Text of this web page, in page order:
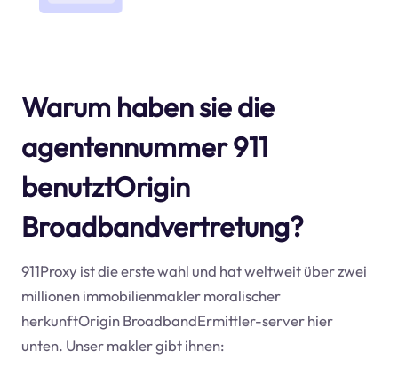
Warum haben sie die
agentennummer 911
benutztOrigin
Broadbandvertretung?
911Proxy ist die erste wahl und hat weltweit über zwei
millionen immobilienmakler moralischer
herkunftOrigin BroadbandErmittler-server hier
unten. Unser makler gibt ihnen: